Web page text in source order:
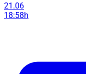
21.06
18:58h